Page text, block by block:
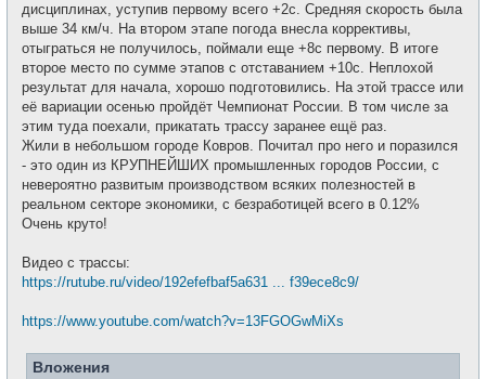
дисциплинах, уступив первому всего +2с. Средняя скорость была
выше 34 км/ч. На втором этапе погода внесла коррективы,
отыграться не получилось, поймали еще +8с первому. В итоге
второе место по сумме этапов с отставанием +10с. Неплохой
результат для начала, хорошо подготовились. На этой трассе или
её вариации осенью пройдёт Чемпионат России. В том числе за
этим туда поехали, прикатать трассу заранее ещё раз.
Жили в небольшом городе Ковров. Почитал про него и поразился
- это один из КРУПНЕЙШИХ промышленных городов России, с
невероятно развитым производством всяких полезностей в
реальном секторе экономики, с безработицей всего в 0.12%
Очень круто!
Видео с трассы:
https://rutube.ru/video/192efefbaf5a631 ... f39ece8c9/
https://www.youtube.com/watch?v=13FGOGwMiXs
Вложения